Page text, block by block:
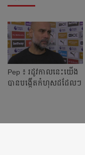
Pep ៖ រដូវ​កាល​នេះ​យើង​
បាន​បង្កើត​កំហុស​ដដែល​ៗ​